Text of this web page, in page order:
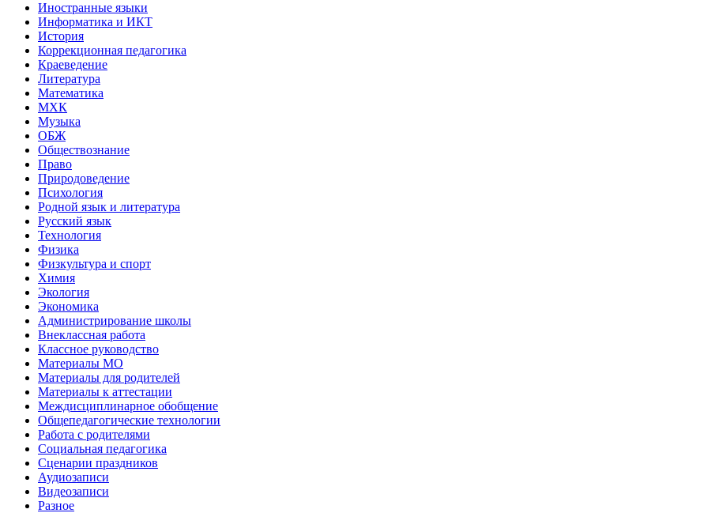
Иностранные языки
Информатика и ИКТ
История
Коррекционная педагогика
Краеведение
Литература
Математика
МХК
Музыка
ОБЖ
Обществознание
Право
Природоведение
Психология
Родной язык и литература
Русский язык
Технология
Физика
Физкультура и спорт
Химия
Экология
Экономика
Администрирование школы
Внеклассная работа
Классное руководство
Материалы МО
Материалы для родителей
Материалы к аттестации
Междисциплинарное обобщение
Общепедагогические технологии
Работа с родителями
Социальная педагогика
Сценарии праздников
Аудиозаписи
Видеозаписи
Разное